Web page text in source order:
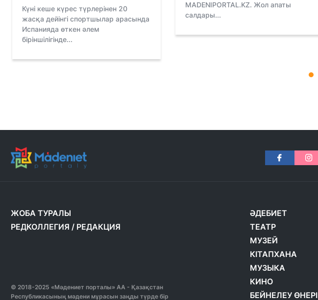
Күні кеше күрес түрлерінен 20
жасқа дейінгі спортшылар арасында
Испанияда өткен әлем
біріншілігінде...
MADENIPORTAL.KZ. Жол апаты
салдары...
ЖОБА ТУРАЛЫ
РЕДКОЛЛЕГИЯ / РЕДАКЦИЯ
© 2018-2025 «Мәдениет порталы» АА - Қазақстан
Республикасының мәдени мұрасын заңды түрде бір
ӘДЕБИЕТ
ТЕАТР
МУЗЕЙ
КІТАПХАНА
МУЗЫКА
КИНО
БЕЙНЕЛЕУ ӨНЕРІ